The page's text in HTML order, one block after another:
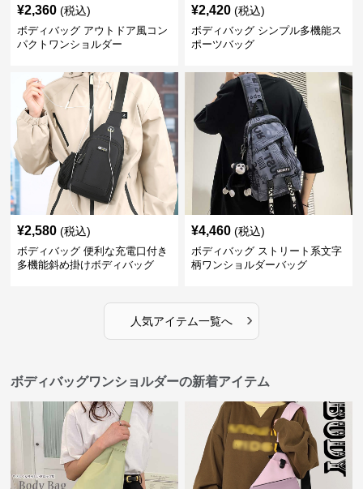
¥2,360 (税込)
ボディバッグ アウトドア風コン
パクトワンショルダー
¥2,420 (税込)
ボディバッグ シンプル多機能ス
ポーツバッグ
¥2,580 (税込)
ボディバッグ 便利な充電口付き
多機能斜め掛けボディバッグ
¥4,460 (税込)
ボディバッグ ストリート系文字
柄ワンショルダーバッグ
人気アイテム一覧へ ›
ボディバッグワンショルダーの新着アイテム